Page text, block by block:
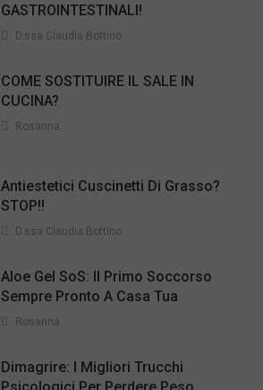
GASTROINTESTINALI!
D.ssa Claudia Bottino
COME SOSTITUIRE IL SALE IN
CUCINA?
Rosanna
Antiestetici Cuscinetti Di Grasso?
STOP!!
D.ssa Claudia Bottino
Aloe Gel SoS: Il Primo Soccorso
Sempre Pronto A Casa Tua
Rosanna
Dimagrire: I Migliori Trucchi
Psicologici Per Perdere Peso